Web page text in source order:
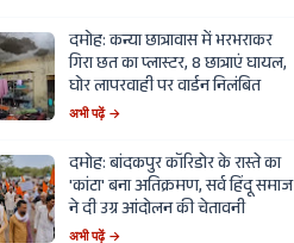
दमोह: कन्या छात्रावास में भरभराकर
गिरा छत का प्लास्टर, 8 छात्राएं घायल,
घोर लापरवाही पर वार्डन निलंबित
अभी पढ़ें →
दमोह: बांदकपुर कॉरिडोर के रास्ते का
'कांटा' बना अतिक्रमण, सर्व हिंदू समाज
ने दी उग्र आंदोलन की चेतावनी
अभी पढ़ें →